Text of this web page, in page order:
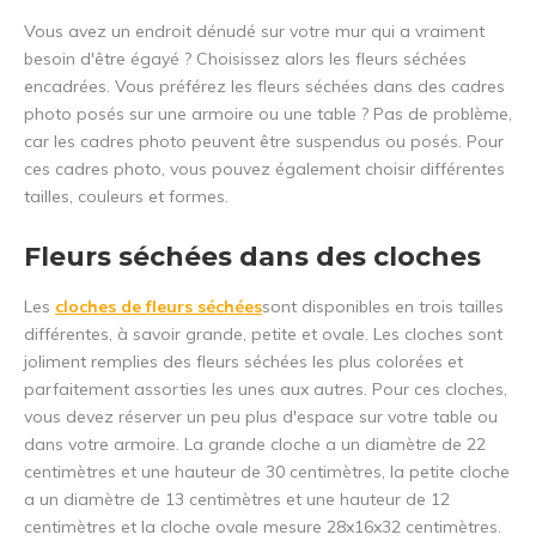
Vous avez un endroit dénudé sur votre mur qui a vraiment
besoin d'être égayé ? Choisissez alors les fleurs séchées
encadrées. Vous préférez les fleurs séchées dans des cadres
photo posés sur une armoire ou une table ? Pas de problème,
car les cadres photo peuvent être suspendus ou posés. Pour
ces cadres photo, vous pouvez également choisir différentes
tailles, couleurs et formes.
Fleurs séchées dans des cloches
Les cloches de fleurs séchéessont disponibles en trois tailles
différentes, à savoir grande, petite et ovale. Les cloches sont
joliment remplies des fleurs séchées les plus colorées et
parfaitement assorties les unes aux autres. Pour ces cloches,
vous devez réserver un peu plus d'espace sur votre table ou
dans votre armoire. La grande cloche a un diamètre de 22
centimètres et une hauteur de 30 centimètres, la petite cloche
a un diamètre de 13 centimètres et une hauteur de 12
centimètres et la cloche ovale mesure 28x16x32 centimètres.
5% de réduction